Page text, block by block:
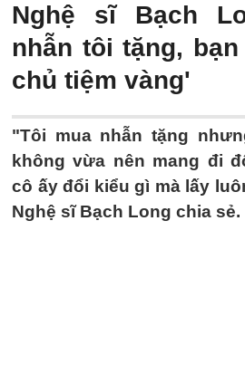
Nghệ sĩ Bạch
nhẫn tôi tặng,
chủ tiệm vàng'
"Tôi mua nhẫn tặng
không vừa nên mang đi
cô ấy đổi kiểu gì mà lấy
Nghệ sĩ Bạch Long chia sẻ.